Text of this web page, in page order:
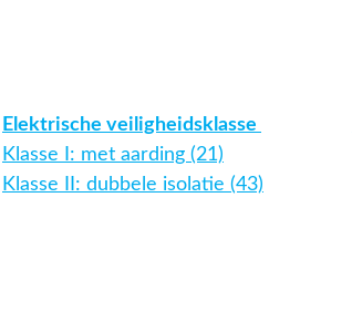
Elektrische veiligheidsklasse
Klasse I: met aarding (21)
Klasse II: dubbele isolatie (43)